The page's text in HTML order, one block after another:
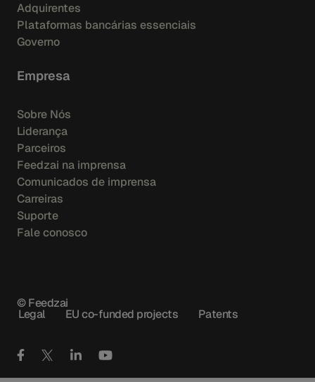
Adquirentes
Plataformas bancárias essenciais
Governo
Empresa
Sobre Nós
Liderança
Parceiros
Feedzai na imprensa
Comunicados de imprensa
Carreiras
Suporte
Fale conosco
© Feedzai
Legal EU co-funded projects Patents